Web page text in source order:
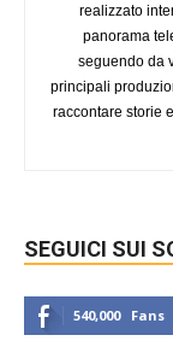
realizzato
panorama
seguendo da
principali
raccontare storie
SEGUICI SUI
540,000 Fans